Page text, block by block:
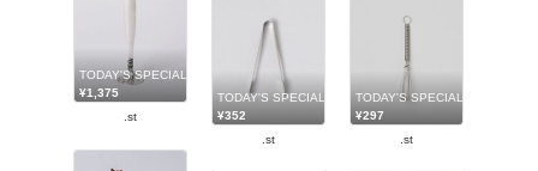
TODAY'S SPECIAL
¥1,375
.st
TODAY'S SPECIAL
¥352
.st
TODAY'S SPECIAL
¥297
.st